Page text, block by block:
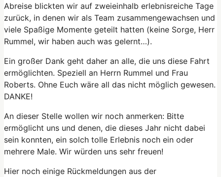
Abreise blickten wir auf zweieinhalb erlebnisreiche Tage
zurück, in denen wir als Team zusammengewachsen und
viele Spaßige Momente geteilt hatten (keine Sorge, Herr
Rummel, wir haben auch was gelernt…).
Ein großer Dank geht daher an alle, die uns diese Fahrt
ermöglichten. Speziell an Herrn Rummel und Frau
Roberts. Ohne Euch wäre all das nicht möglich gewesen.
DANKE!
An dieser Stelle wollen wir noch anmerken: Bitte
ermöglicht uns und denen, die dieses Jahr nicht dabei
sein konnten, ein solch tolle Erlebnis noch ein oder
mehrere Male. Wir würden uns sehr freuen!
Hier noch einige Rückmeldungen aus der